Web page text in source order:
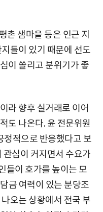
촌 샘마을 등은 인근 지
들이 있기 때문에 선도
이 쏠리고 분위기가 좋
라 향후 실거래로 이어
도 나온다. 윤 전문위원
적으로 반응했다고 보
관심이 커지면서 수요가
들이 호가를 높이는 모
금 여력이 있는 분당조
오는 상황에서 전국 부